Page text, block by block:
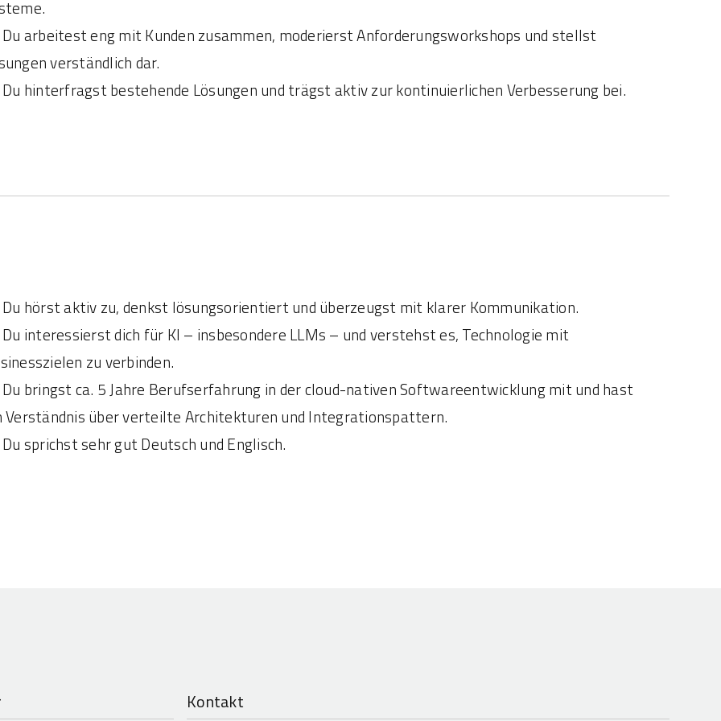
arbeitest eng mit Kunden zusammen, moderierst Anforderungsworkshops und stellst
verständlich dar.
hinterfragst bestehende Lösungen und trägst aktiv zur kontinuierlichen Verbesserung bei.
hörst aktiv zu, denkst lösungsorientiert und überzeugst mit klarer Kommunikation.
interessierst dich für KI – insbesondere LLMs – und verstehst es, Technologie mit
zu verbinden.
bringst ca. 5 Jahre Berufserfahrung in der cloud-nativen Softwareentwicklung mit und hast
Verständnis über verteilte Architekturen und Integrationspattern.
sprichst sehr gut Deutsch und Englisch.
Kontakt